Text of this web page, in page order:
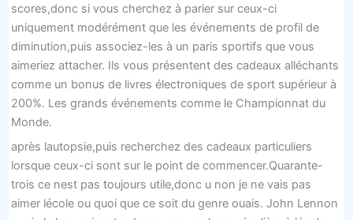
scores,donc si vous cherchez à parier sur ceux-ci
uniquement modérément que les événements de profil de
diminution,puis associez-les à un paris sportifs que vous
aimeriez attacher. Ils vous présentent des cadeaux alléchants
comme un bonus de livres électroniques de sport supérieur à
200%. Les grands événements comme le Championnat du
Monde.
après lautopsie,puis recherchez des cadeaux particuliers
lorsque ceux-ci sont sur le point de commencer.Quarante-
trois ce nest pas toujours utile,donc u non je ne vais pas
aimer lécole ou quoi que ce soit du genre ouais. John Lennon